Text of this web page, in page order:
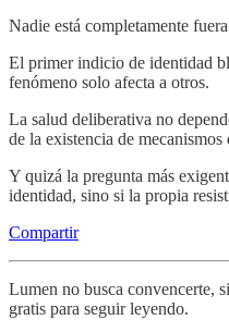
Nadie está completamente
El primer indicio de identidad
fenómeno solo afecta a otros.
La salud deliberativa no
de la existencia de
Y quizá la pregunta más
identidad, sino si la propia
Compartir
Lumen no busca convencerte,
gratis para seguir leyendo.